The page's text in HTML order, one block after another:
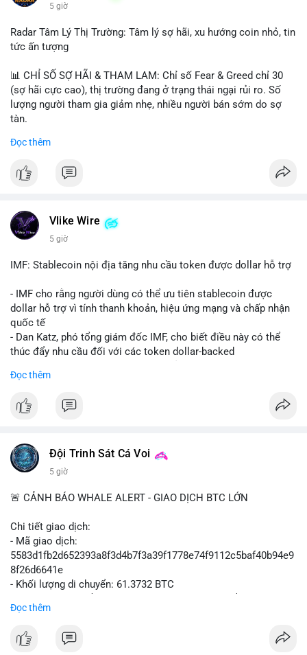
5 giờ
Radar Tâm Lý Thị Trường: Tâm lý sợ hãi, xu hướng coin nhỏ, tin
tức ấn tượng
📊 CHỈ SỐ SỢ HÃI & THAM LAM: Chỉ số Fear & Greed chỉ 30
(sợ hãi cực cao), thị trường đang ở trạng thái ngại rủi ro. Số
lượng người tham gia giảm nhẹ, nhiều người bán sớm do sợ
tàn.
📈 XU HƯỚNG TÌM KIẾM & THẢO LUẬN: Biconomy (BICO),
coin được tìm kiếm nhiều nhất. Chủ đề NFT (Pudgy Penguins),
💬 DÒNG CHẢY TIN TỨC & TRUYỀN THÔNG: Bàn tán trên
Binance Square tập trung vào lệnh kẹp, dự báo NVDA và Musk
luận về Clearity Act.
💡 NHẬN ĐỊNH & KHUYẾN NGHỊ: Tâm lý ngắn hạn vẫn tiêu
cực do sợ hãi, nhưng xu hướng coin nhỏ và tin tức AI/NVIDA
có thể tạo cơ hội mua sớm. Cần theo dõi sự thay đổi trong
chính sách crypto Mỹ.
Đọc thêm
Vlike Wire
5 giờ
IMF: Stablecoin nội địa tăng nhu cầu token được dollar hỗ trợ
- IMF cho rằng người dùng có thể ưu tiên stablecoin được
dollar hỗ trợ vì tính thanh khoản, hiệu ứng mạng và chấp nhận
quốc tế
- Dan Katz, phó tổng giám đốc IMF, cho biết điều này có thể
thúc đẩy nhu cầu đối với các token dollar-backed
triển stablecoin nội địa
$btc $eth
📰 Nguồn: Cointelegraph
Đọc thêm
Đội Trinh Sát Cá Voi
5 giờ
🚨 CẢNH BÁO WHALE ALERT - GIAO DỊCH BTC LỚN
Chi tiết giao dịch:
- Mã giao dịch:
5583d1fb2d652393a8f3d4b7f3a39f1778e74f9112c5baf40b94e9
8f26d6641e
- Khối lượng di chuyển: 61.3732 BTC
USD)
Đọc thêm